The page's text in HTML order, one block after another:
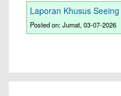
Laporan Khusus
Posted on: Jumat, 03-07-2026